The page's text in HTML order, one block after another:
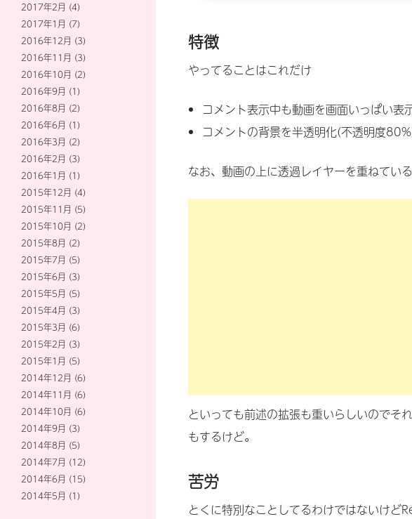
特徴
やってることはこれだけ
コメント表示中も動画を画面いっぱい表
コメントの背景を半透明化(不透明度
なお、動画の上に透過レイヤーを重ねてい
といっても前述の拡張も重いらしいので
もするけど。
苦労
とくに特別なことしてるわけではないけ
2017年2月 (4)
2017年1月 (7)
2016年12月 (3)
2016年11月 (3)
2016年10月 (2)
2016年9月 (1)
2016年8月 (2)
2016年6月 (1)
2016年3月 (2)
2016年2月 (3)
2016年1月 (1)
2015年12月 (4)
2015年11月 (5)
2015年10月 (2)
2015年8月 (2)
2015年7月 (5)
2015年6月 (3)
2015年5月 (5)
2015年4月 (3)
2015年3月 (6)
2015年2月 (3)
2015年1月 (5)
2014年12月 (6)
2014年11月 (6)
2014年10月 (6)
2014年9月 (3)
2014年8月 (5)
2014年7月 (12)
2014年6月 (15)
2014年5月 (1)